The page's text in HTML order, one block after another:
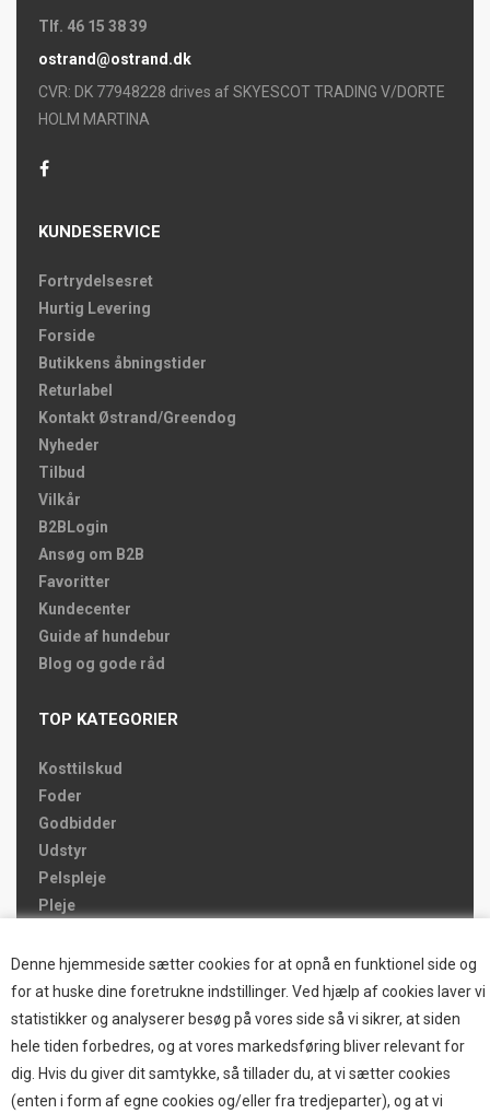
Denne hjemmeside sætter cookies for at opnå en funktionel side og
for at huske dine foretrukne indstillinger. Ved hjælp af cookies laver vi
statistikker og analyserer besøg på vores side så vi sikrer, at siden
hele tiden forbedres, og at vores markedsføring bliver relevant for
dig. Hvis du giver dit samtykke, så tillader du, at vi sætter cookies
(enten i form af egne cookies og/eller fra tredjeparter), og at vi
Tlf. 46 15 38 39
ostrand@ostrand.dk
CVR: DK 77948228 drives af SKYESCOT TRADING V/DORTE
HOLM MARTINA
KUNDESERVICE
Fortrydelsesret
Hurtig Levering
Forside
Butikkens åbningstider
Returlabel
Kontakt Østrand/Greendog
Nyheder
Tilbud
Vilkår
B2BLogin
Ansøg om B2B
Favoritter
Kundecenter
Guide af hundebur
Blog og gode råd
TOP KATEGORIER
Kosttilskud
Foder
Godbidder
Udstyr
Pelspleje
Pleje
Brands
TOP BRANDS
HOKAMIX
HVALPESTART RAIZUP